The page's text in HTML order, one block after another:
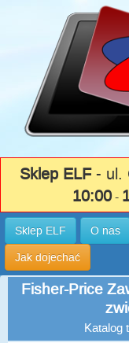
Sklep ELF- ul.
10:00-
Sklep ELF O nas
Jak dojechać
Fisher-Price
Katalog